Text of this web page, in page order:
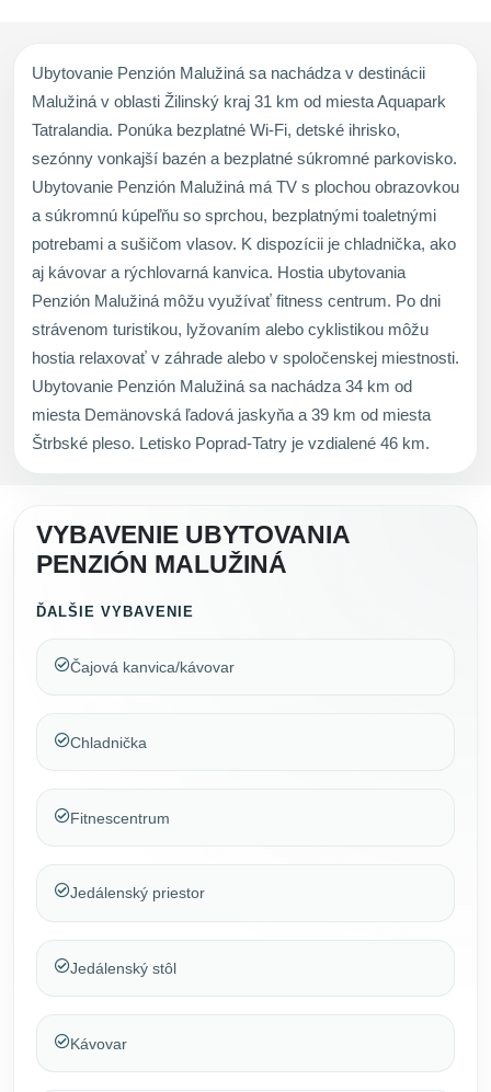
Ubytovanie Penzión Malužiná sa nachádza v destinácii
Malužiná v oblasti Žilinský kraj 31 km od miesta Aquapark
Tatralandia. Ponúka bezplatné Wi-Fi, detské ihrisko,
sezónny vonkajší bazén a bezplatné súkromné parkovisko.
Ubytovanie Penzión Malužiná má TV s plochou obrazovkou
a súkromnú kúpeľňu so sprchou, bezplatnými toaletnými
potrebami a sušičom vlasov. K dispozícii je chladnička, ako
aj kávovar a rýchlovarná kanvica. Hostia ubytovania
Penzión Malužiná môžu využívať fitness centrum. Po dni
strávenom turistikou, lyžovaním alebo cyklistikou môžu
hostia relaxovať v záhrade alebo v spoločenskej miestnosti.
Ubytovanie Penzión Malužiná sa nachádza 34 km od
miesta Demänovská ľadová jaskyňa a 39 km od miesta
Štrbské pleso. Letisko Poprad-Tatry je vzdialené 46 km.
VYBAVENIE UBYTOVANIA
PENZIÓN MALUŽINÁ
ĎALŠIE VYBAVENIE
Čajová kanvica/kávovar
Chladnička
Fitnescentrum
Jedálenský priestor
Jedálenský stôl
Kávovar